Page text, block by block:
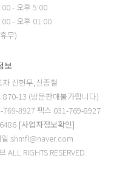
- 오후 5:00
- 오후 01:00
무)
보
자 신현무,신종철
13 (방문판매불가합니다)
769-8927 팩스 031-769-8927
[사업자정보확인]
일 shmfl@naver.com
RIGHTS RESERVED.